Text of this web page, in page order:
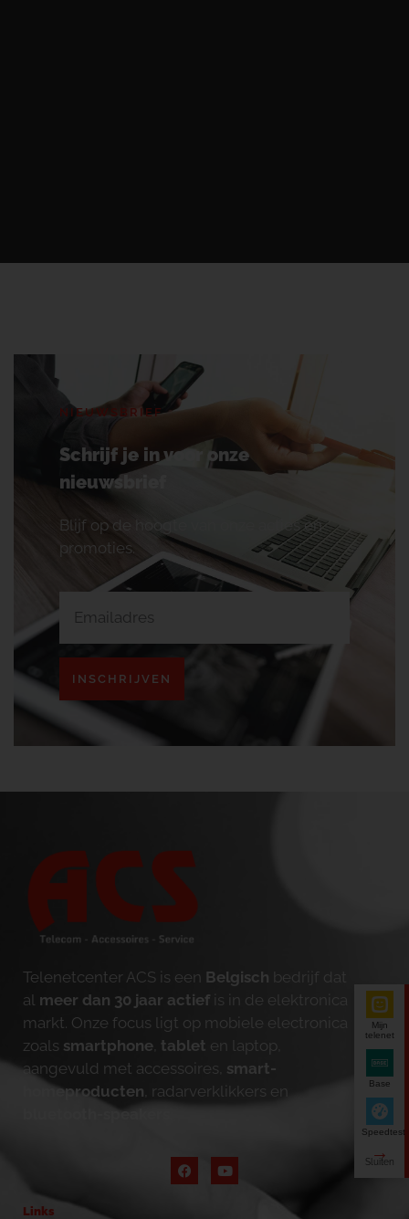
NIEUWSBRIEF
Schrijf je in voor onze
nieuwsbrief
Blijf op de hoogte van onze acties en
promoties.
INSCHRIJVEN
Telenetcenter ACS is een Belgisch bedrijf dat
al meer dan 30 jaar actief is in de elektronica
markt. Onze focus ligt op mobiele electronica
zoals smartphone tablet en laptop,
aangevuld met accessoires, smart-
homeproducten , radarverklikkers en
bluetooth-speakers
Links
Mijn
telenet
Base
Speedtest